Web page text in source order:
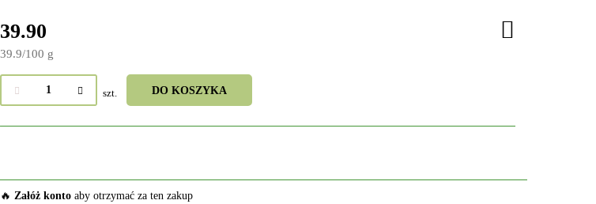
39.90
39.9/100 g
szt. DO KOSZYKA
🔥 Załóż kontoaby otrzymać za ten zakup